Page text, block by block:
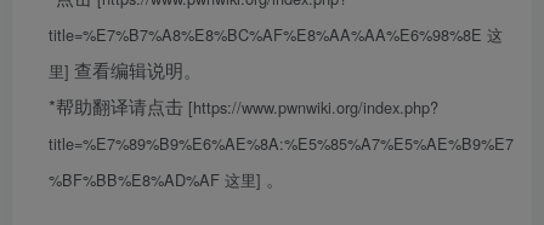
title=%E7%B7%A8%E8%BC%AF%E8%AA%AA%E6%98%8E 这
里] 查看编辑说明。
*帮助翻译请点击 [https://www.pwnwiki.org/index.php?
title=%E7%89%B9%E6%AE%8A:%E5%85%A7%E5%AE%B9%E7
%BF%BB%E8%AD%AF 这里] 。